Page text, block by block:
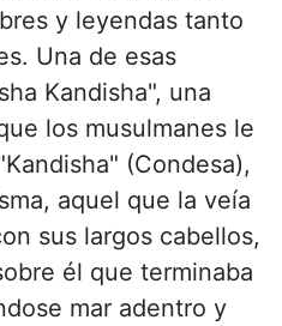
y leyendas tanto
Una de esas
Kandisha", una
los musulmanes le
(Condesa),
aquel que la veía
sus largos cabellos,
él que terminaba
mar adentro y